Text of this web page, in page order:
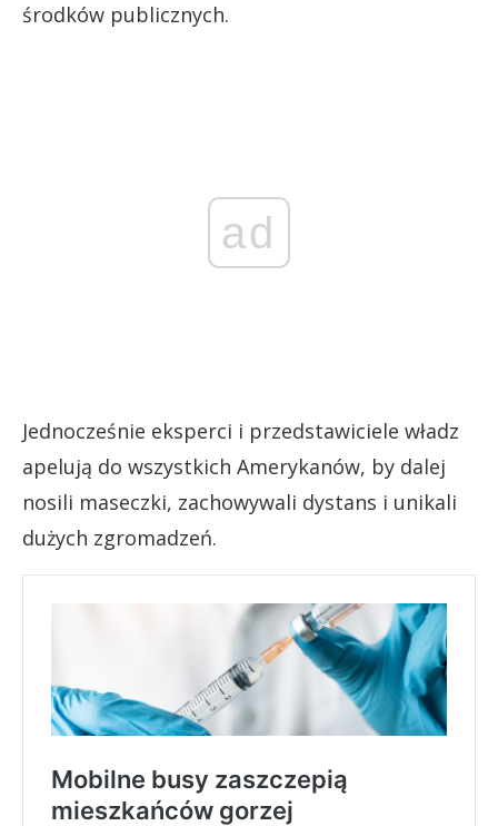
środków publicznych.
ad
Jednocześnie eksperci i przedstawiciele władz
apelują do wszystkich Amerykanów, by dalej
nosili maseczki, zachowywali dystans i unikali
dużych zgromadzeń.